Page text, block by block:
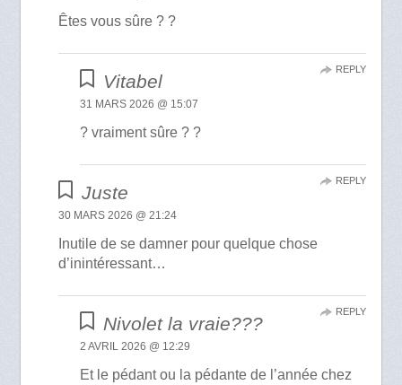
Êtes vous sûre ? ?
Vitabel
31 MARS 2026 @ 15:07
? vraiment sûre ? ?
REPLY
Juste
30 MARS 2026 @ 21:24
Inutile de se damner pour quelque chose
d’inintéressant…
REPLY
Nivolet la vraie???
2 AVRIL 2026 @ 12:29
Et le pédant ou la pédante de l’année chez
REPLY